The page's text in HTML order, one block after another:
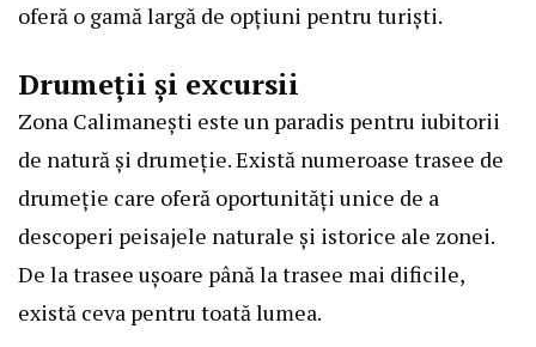
oferă o gamă largă de opțiuni pentru turiști.
Drumeții și excursii
Zona Calimanești este un paradis pentru iubitorii
de natură și drumeție. Există numeroase trasee de
drumeție care oferă oportunități unice de a
descoperi peisajele naturale și istorice ale zonei.
De la trasee ușoare până la trasee mai dificile,
există ceva pentru toată lumea.